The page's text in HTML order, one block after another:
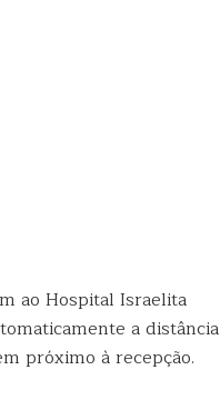
ao Hospital Israelita
a distância
próximo à recepção.